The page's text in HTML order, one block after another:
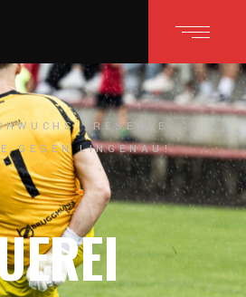
RESERVE:
GEGEN LINGENAU!